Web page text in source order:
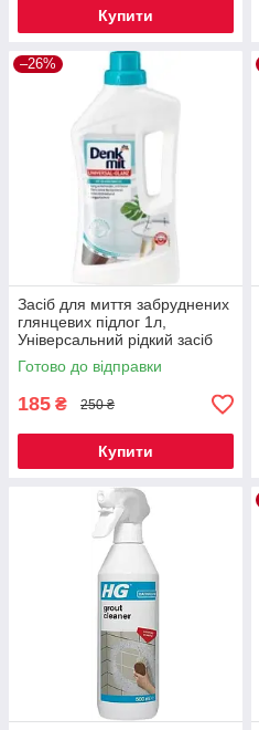
Купити
–26%
Засіб для миття забруднених
глянцевих підлог 1л,
Універсальний рідкий засіб
для підлоги Denkmit
Готово до відправки
185 ₴ 250 ₴
Купити